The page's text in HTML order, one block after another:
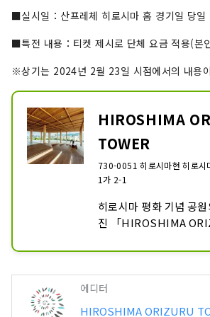
■실시일：산프레체 히로시마 홈 경기일 당일
■특전 내용：티켓 제시로 단체 요금 적용(본
※상기는 2024년 2월 23일 시점에서의 내용
HIROSHIMA
TOWER
730-0051 히로시마현 히로시
1가 2-1
히로시마 평화 기념 공
진 「HIROSHIMA
수 있는 옥상 전망대 "
양한 디지털 어트랙션을
12층 "오리즈루 광장",
이 갖추어진 물산관 "
에디터
HIROSHIMA ORIZURU